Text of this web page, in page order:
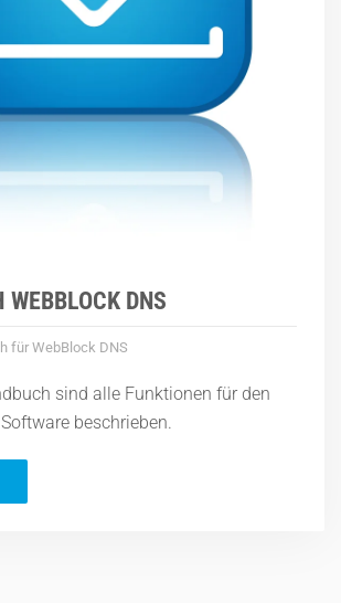
WEBBLOCK DNS
für WebBlock DNS
sind alle Funktionen für den
beschrieben.